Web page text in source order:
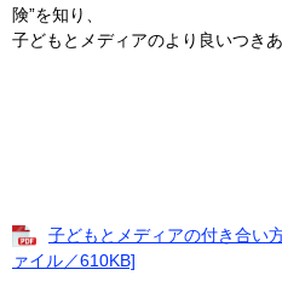
険”を知り、
子どもとメディアのより良いつき
子どもとメディアの付き合い
ァイル／610KB]